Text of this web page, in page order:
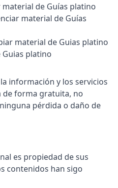
de Guías platino
material de Guías
material de Guias platino
platino
información y los servicios
de forma gratuita, no
pérdida o daño de
es propiedad de sus
contenidos han sigo